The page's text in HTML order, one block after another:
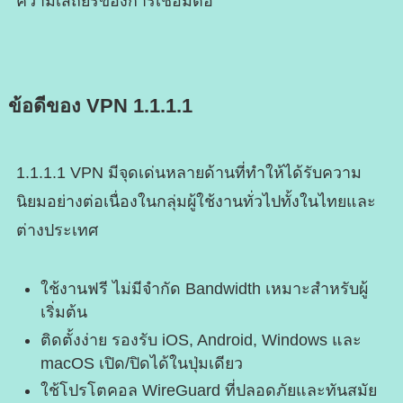
ข้อดีของ VPN 1.1.1.1
1.1.1.1 VPN มีจุดเด่นหลายด้านที่ทำให้ได้รับความ
นิยมอย่างต่อเนื่องในกลุ่มผู้ใช้งานทั่วไปทั้งในไทยและ
ต่างประเทศ
ใช้งานฟรี ไม่มีจำกัด Bandwidth เหมาะสำหรับผู้
เริ่มต้น
ติดตั้งง่าย รองรับ iOS, Android, Windows และ
macOS เปิด/ปิดได้ในปุ่มเดียว
ใช้โปรโตคอล WireGuard ที่ปลอดภัยและทันสมัย